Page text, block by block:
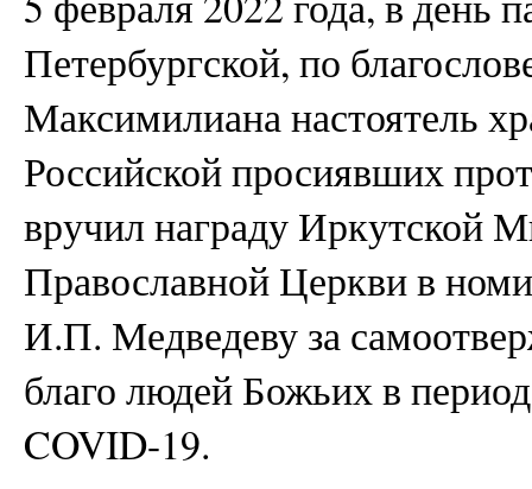
Петербургской, по
Максимилиана настоятель
Российской просиявших
вручил награду Иркутской
Православной Церкви в
И.П. Медведеву за
благо людей Божьих в
COVID-19.